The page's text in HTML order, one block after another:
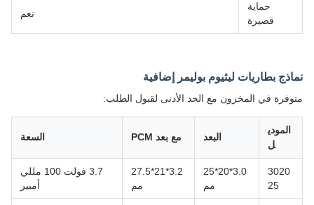
حماية
قصيرة
نعم
نماذج بطاريات ليثيوم بوليمر إضافية
متوفرة في المخزون مع الحد الأدنى لقبول الطلب:
المودي
ل
البعد مع بعد PCM السعة
3020
25
3.0*20*25
مم
3.2*21*27.5
مم
3.7 فولت 100 مللي
أمبير